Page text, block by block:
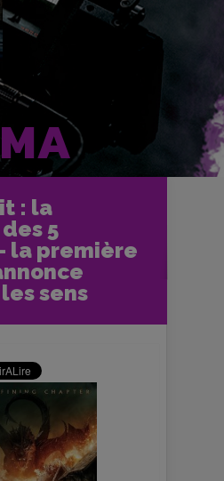
: la
5
la première
sens
des 5 armées -
annonce réveille les